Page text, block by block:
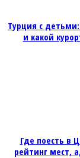
Турция с
и какой
Где поесть в
рейтинг мест,